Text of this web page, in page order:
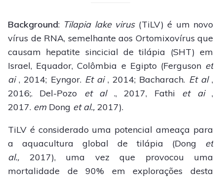
Background: Tilapia lake virus(TiLV) é um novo
vírus de RNA, semelhante aos Ortomixovírus que
causam hepatite sincicial de tilápia (SHT) em
Israel, Equador, Colômbia e Egipto (Ferguson et
ai, 2014; Eyngor. Et ai, 2014; Bacharach. Et al,
2016;. Del-Pozo et al., 2017, Fathi et ai,
2017. em Dong et al., 2017).
TiLV é considerado uma potencial ameaça para
a aquacultura global de tilápia (Dong et
al., 2017), uma vez que provocou uma
mortalidade de 90% em explorações desta